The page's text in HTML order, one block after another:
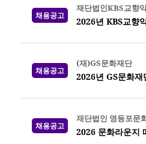
채용공고
재단법인KBS교향
2026년 KBS교향
채용공고
(재)GS문화재단
2026년 GS문화
채용공고
재단법인 영등포문
2026 문화라운지